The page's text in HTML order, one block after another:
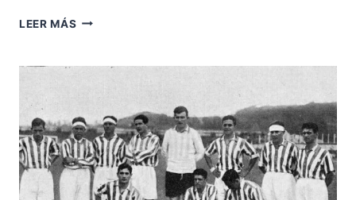
LEER MÁS ATLETISMO
PATRONATO